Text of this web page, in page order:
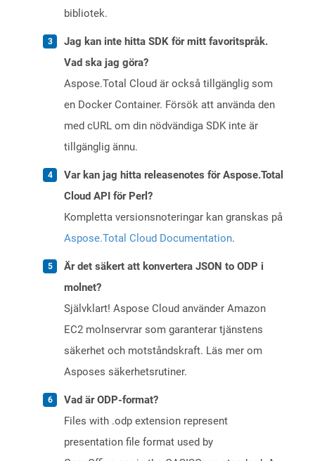
bibliotek.
Jag kan inte hitta SDK för mitt favoritspråk.
Vad ska jag göra?
Aspose.Total Cloud är också tillgänglig som
en Docker Container. Försök att använda den
med cURL om din nödvändiga SDK inte är
tillgänglig ännu.
Var kan jag hitta releasenotes för Aspose.Total
Cloud API för Perl?
Kompletta versionsnoteringar kan granskas på
Aspose.Total Cloud Documentation.
Är det säkert att konvertera JSON to ODP i
molnet?
Självklart! Aspose Cloud använder Amazon
EC2 molnservrar som garanterar tjänstens
säkerhet och motståndskraft. Läs mer om
Asposes säkerhetsrutiner.
Vad är ODP-format?
Files with .odp extension represent
presentation file format used by